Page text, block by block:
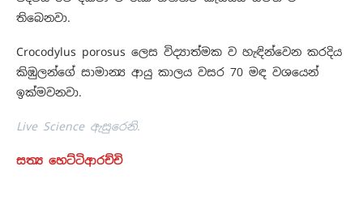
තිබෙනවා.
Crocodylus porosus ලෙස විද්‍යාත්මක ව හැඳින්වෙන කරදිය
කිඹුලන්ගේ සාමාන්‍ය ආයු කාලය වසර 70 මඳ වශයෙන්
ඉක්මවනවා.
Live Science ඇසුරෙනි.
සත්‍ය හෙට්ටිආරච්චි